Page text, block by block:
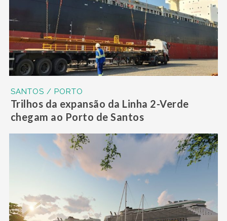
SANTOS / PORTO
Trilhos da expansão da Linha 2-Verde
chegam ao Porto de Santos